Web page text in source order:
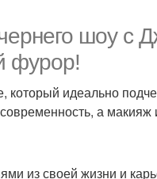
шоу
фурор!
который идеально
а
из своей жизни и